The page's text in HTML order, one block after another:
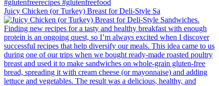
Juicy Chicken (or Turkey) Breast for Deli-Style Sa